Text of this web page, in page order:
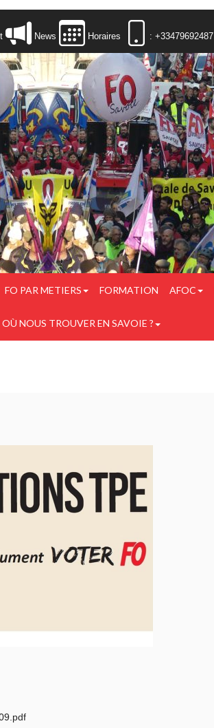
News Horaires : +33479692487
FO PAR METIERS FORMATION AFOC
OÙ NOUS TROUVER EN SAVOIE ?